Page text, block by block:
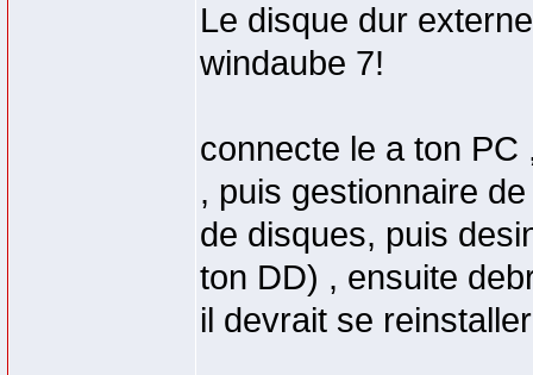
Le disque dur
windaube 7!
connecte le a ton
, puis gestionnaire
de disques, puis
ton DD) , ensuite
il devrait se